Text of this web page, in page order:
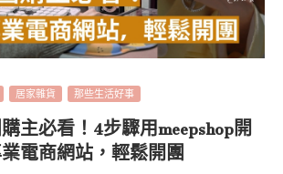
居家雜貨 那些生活好事
主必看！4步驟用meepshop開
電商網站，輕鬆開團